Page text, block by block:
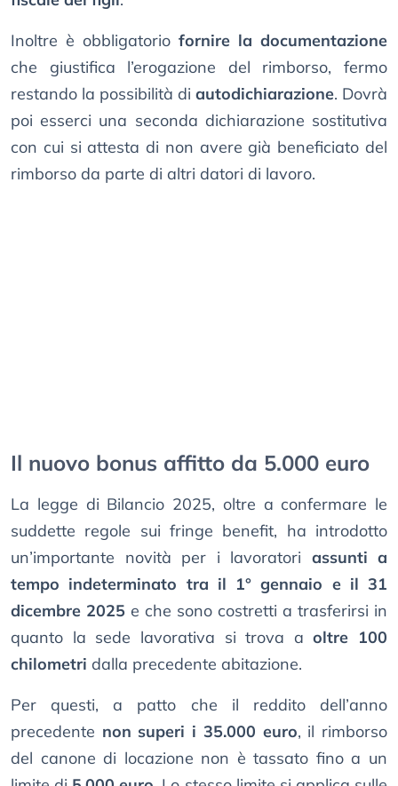
Inoltre è obbligatorio fornire la documentazione
che giustifica l’erogazione del rimborso, fermo
restando la possibilità di autodichiarazione. Dovrà
poi esserci una seconda dichiarazione sostitutiva
con cui si attesta di non avere già beneficiato del
rimborso da parte di altri datori di lavoro.
Il nuovo bonus affitto da 5.000 euro
La legge di Bilancio 2025, oltre a confermare le
suddette regole sui fringe benefit, ha introdotto
un’importante novità per i lavoratori assunti a
tempo indeterminato tra il 1° gennaio e il 31
dicembre 2025 e che sono costretti a trasferirsi in
quanto la sede lavorativa si trova aoltre 100
chilometri dalla precedente abitazione.
Per questi, a patto che il reddito dell’anno
precedente non superi i 35.000 euro, il rimborso
del canone di locazione non è tassato fino a un